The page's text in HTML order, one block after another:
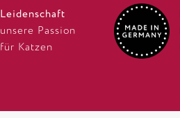
Leidenschaft
unsere Passion
für Katzen